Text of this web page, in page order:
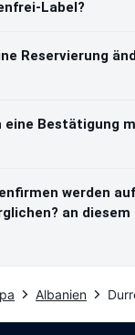
Label?
Reservierung
eine Bestätigung
werden auf
an
Albanien